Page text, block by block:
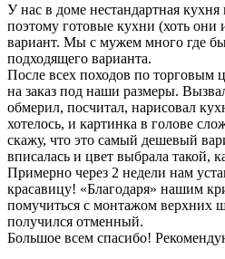
У нас в доме нестандартная кухня
поэтому готовые кухни (хоть
вариант. Мы с мужем много где
подходящего варианта.
После всех походов по торговым
на заказ под наши размеры.
обмерил, посчитал, нарисовал
хотелось, и картинка в голове
скажу, что это самый дешевый
вписалась и цвет выбрала такой,
Примерно через 2 недели нам
красавицу! «Благодаря» нашим
помучиться с монтажом верхних
получился отменный.
Большое всем спасибо!